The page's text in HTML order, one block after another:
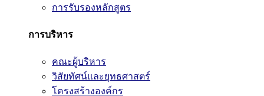
การรับรองหลักสูตร
การบริหาร
คณะผู้บริหาร
วิสัยทัศน์และยุทธศาสตร์
โครงสร้างองค์กร